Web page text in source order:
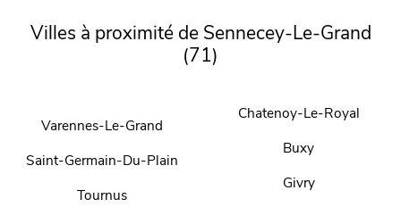
Villes à proximité de Sennecey-Le-Grand
(71)
Varennes-Le-Grand
Saint-Germain-Du-Plain
Tournus
Chatenoy-Le-Royal
Buxy
Givry